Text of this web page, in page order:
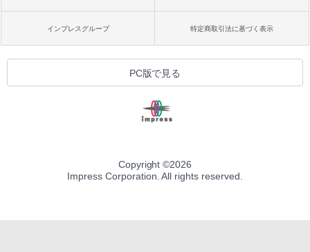
インプレスグループ 特定商取引法に基づく表示
PC版で見る
Copyright ©2026
Impress Corporation. All rights reserved.